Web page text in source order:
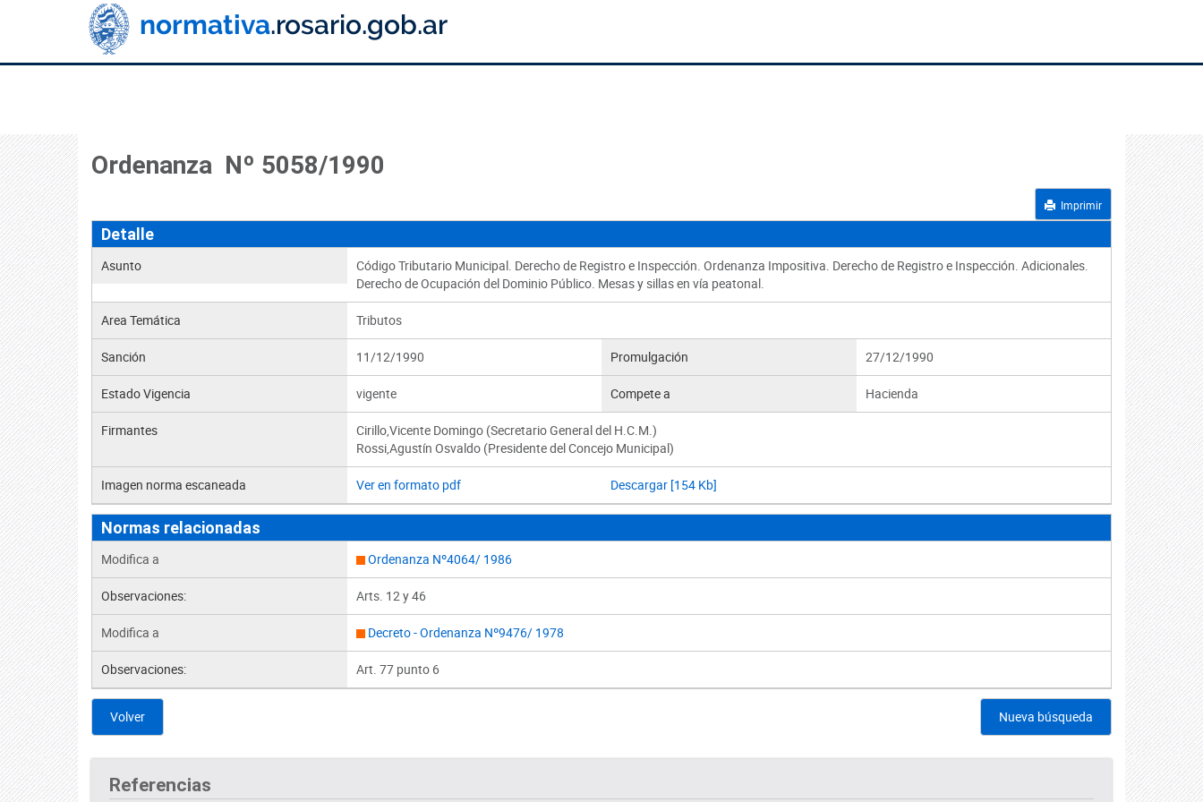
Ordenanza Nº 5058/1990
Imprimir
Detalle
Asunto
Código Tributario Municipal. Derecho de Registro e Inspección. Ordenanza Impositiva. Derecho de Registro e Inspección. Adicionales.
Derecho de Ocupación del Dominio Público. Mesas y sillas en vía peatonal.
Area Temática Tributos
Sanción 11/12/1990 Promulgación 27/12/1990
Estado Vigencia vigente Compete a Hacienda
Firmantes
Cirillo,Vicente Domingo (Secretario General del H.C.M.)
Rossi,Agustín Osvaldo (Presidente del Concejo Municipal)
Imagen norma escaneada Ver en formato pdf Descargar [154 Kb]
Normas relacionadas
Modifica a Ordenanza Nº4064/ 1986
Observaciones: Arts. 12 y 46
Modifica a Decreto - Ordenanza Nº9476/ 1978
Observaciones: Art. 77 punto 6
Volver Nueva búsqueda
Referencias